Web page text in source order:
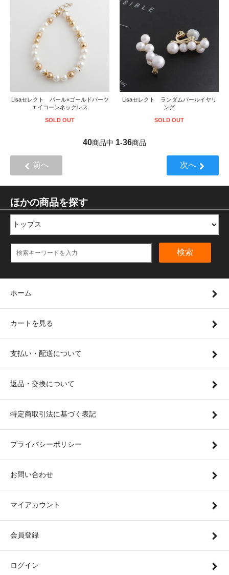
Lisaセレクト パール×ゴールドパーツ
エイコーンネックレス
SOLD OUT
Lisaセレクト ランダムパールイヤリ
ング
SOLD OUT
40商品中 1-36商品
前へ 次へ
ほかの商品を探す
検索
ホーム
カートを見る
支払い・配送について
返品・交換について
特定商取引法に基づく表記
プライバシーポリシー
お問い合わせ
マイアカウント
会員登録
ログイン